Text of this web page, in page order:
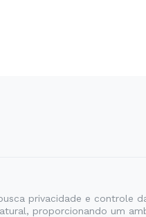
privacidade e controle
proporcionando um